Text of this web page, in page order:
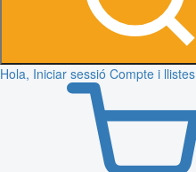
Hola, Iniciar sessió Compte i llistes